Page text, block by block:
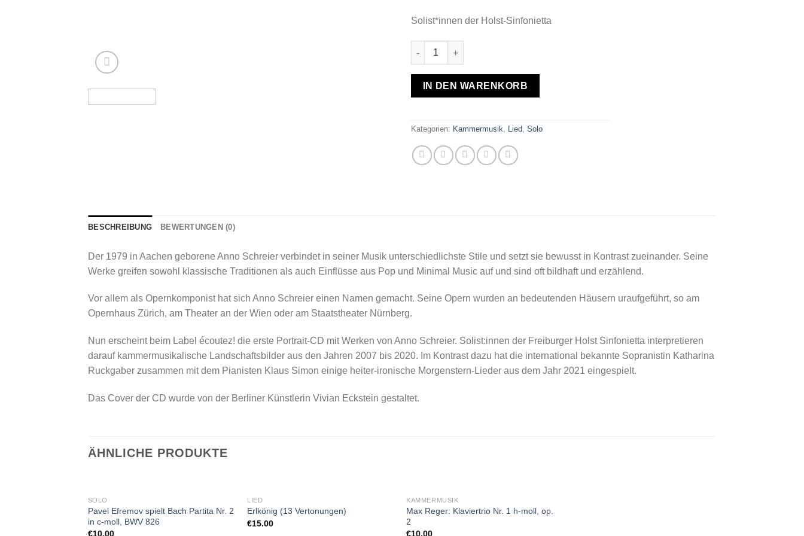
Solist*innen der Holst-Sinfonietta
Anno Schreier: "Klanglandschaften" - Kammermusik & Lieder Menge
IN DEN WARENKORB
Kategorien: Kammermusik Lied Solo
BESCHREIBUNG BEWERTUNGEN (0)
Der 1979 in Aachen geborene Anno Schreier verbindet in seiner Musik unterschiedlichste Stile und setzt sie bewusst in Kontrast zueinander. Seine
Werke greifen sowohl klassische Traditionen als auch Einflüsse aus Pop und Minimal Music auf und sind oft bildhaft und erzählend.
Vor allem als Opernkomponist hat sich Anno Schreier einen Namen gemacht. Seine Opern wurden an bedeutenden Häusern uraufgeführt, so am
Opernhaus Zürich, am Theater an der Wien oder am Staatstheater Nürnberg.
Nun erscheint beim Label écoutez! die erste Portrait-CD mit Werken von Anno Schreier. Solist:innen der Freiburger Holst Sinfonietta interpretieren
darauf kammermusikalische Landschaftsbilder aus den Jahren 2007 bis 2020. Im Kontrast dazu hat die international bekannte Sopranistin Katharina
Ruckgaber zusammen mit dem Pianisten Klaus Simon einige heiter-ironische Morgenstern-Lieder aus dem Jahr 2021 eingespielt.
Das Cover der CD wurde von der Berliner Künstlerin Vivian Eckstein gestaltet.
ÄHNLICHE PRODUKTE
SOLO
Pavel Efremov spielt Bach Partita Nr. 2
in c-moll, BWV 826
€10.00
LIED
Erlkönig (13 Vertonungen)
€15.00
KAMMERMUSIK
Max Reger: Klaviertrio Nr. 1 h-moll, op.
2
€10.00